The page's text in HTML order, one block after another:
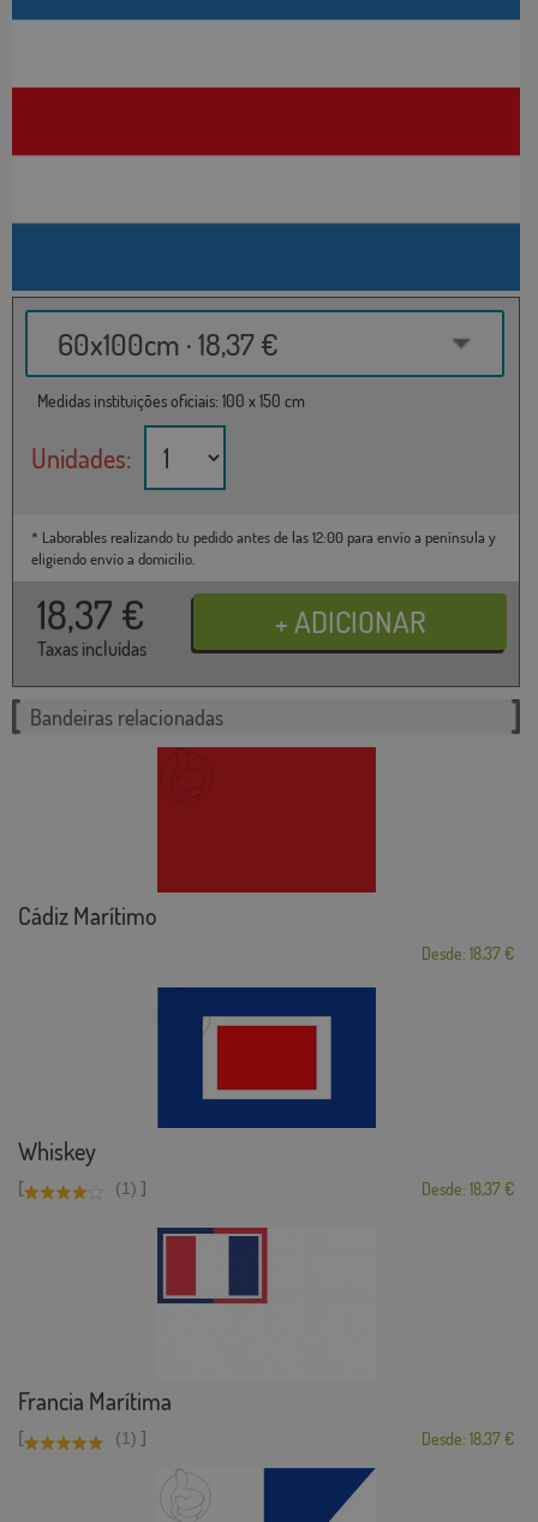
60x100cm · 18,37 €
Medidas instituições oficiais: 100 x 150 cm
Unidades:
* Laborables realizando tu pedido antes de las 12:00 para envío a península y
eligiendo envío a domicilio.
18,37 €
Taxas incluídas
Bandeiras relacionadas
Cádiz Marítimo
Desde: 18,37 €
Whiskey
[ (1) ] Desde: 18,37 €
Francia Marítima
[ (1) ] Desde: 18,37 €